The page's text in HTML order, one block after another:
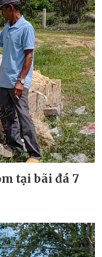
thao
bóng đá
tại bãi đá 7